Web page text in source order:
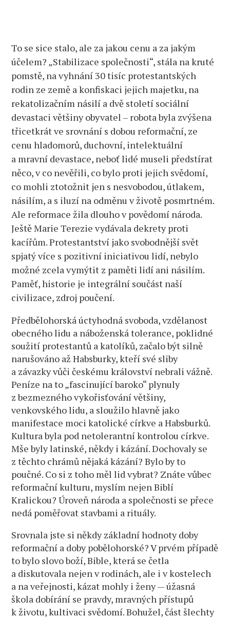
To se sice stalo, ale za jakou cenu a za jakým
účelem? „Stabilizace společnosti“, stála na kruté
pomstě, na vyhnání 30 tisíc protestantských
rodin ze země a konfiskaci jejich majetku, na
rekatolizačním násilí a dvě století sociální
devastaci většiny obyvatel – robota byla zvýšena
třicetkrát ve srovnání s dobou reformační, ze
cenu hladomorů, duchovní, intelektuální
a mravní devastace, neboť lidé museli předstírat
něco, v co nevěřili, co bylo proti jejich svědomí,
co mohli ztotožnit jen s nesvobodou, útlakem,
násilím, a s iluzí na odměnu v životě posmrtném.
Ale reformace žila dlouho v povědomí národa.
Ještě Marie Terezie vydávala dekrety proti
kacířům. Protestantství jako svobodnější svět
spjatý více s pozitivní iniciativou lidí, nebylo
možné zcela vymýtit z paměti lidí ani násilím.
Paměť, historie je integrální součást naší
civilizace, zdroj poučení.
Předbělohorská úctyhodná svoboda, vzdělanost
obecného lidu a náboženská tolerance, poklidné
soužití protestantů a katolíků, začalo být silně
narušováno až Habsburky, kteří své sliby
a závazky vůči českému království nebrali vážně.
Peníze na to „fascinující baroko“ plynuly
z bezmezného vykořisťování většiny,
venkovského lidu, a sloužilo hlavně jako
manifestace moci katolické církve a Habsburků.
Kultura byla pod netolerantní kontrolou církve.
Mše byly latinské, někdy i kázání. Dochovaly se
z těchto chrámů nějaká kázání? Bylo by to
poučné. Co si z toho měl lid vybrat? Znáte vůbec
reformační kulturu, myslím nejen Biblí
Kralickou? Úroveň národa a společnosti se přece
nedá poměřovat stavbami a rituály.
Srovnala jste si někdy základní hodnoty doby
reformační a doby pobělohorské? V prvém případě
to bylo slovo boží, Bible, která se četla
a diskutovala nejen v rodinách, ale i v kostelech
a na veřejnosti, kázat mohly i ženy — úžasná
škola dobírání se pravdy, mravných přístupů
k životu, kultivaci svědomí. Bohužel, část šlechty